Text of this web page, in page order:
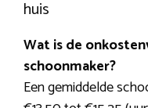
huis
Wat is de
schoonmaker?
Een gemiddelde